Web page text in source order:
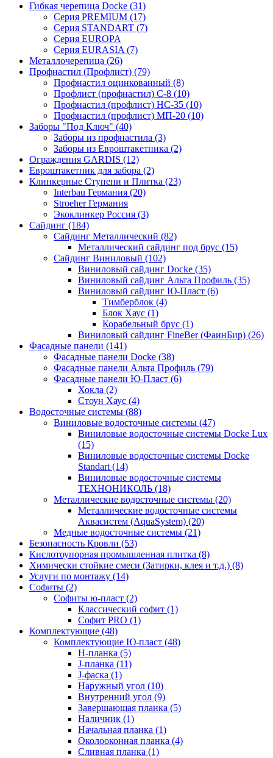
Гибкая черепица Docke (31)
Серия PREMIUM (17)
Серия STANDART (7)
Серия EUROPA
Серия EURASIA (7)
Металлочерепица (26)
Профнастил (Профлист) (79)
Профнастил оцинкованный (8)
Профлист (профнастил) С-8 (10)
Профнастил (профлист) НС-35 (10)
Профнастил (профлист) МП-20 (10)
Заборы "Под Ключ" (40)
Заборы из профнастила (3)
Заборы из Евроштакетника (2)
Ограждения GARDIS (12)
Евроштакетник для забора (2)
Клинкерные Ступени и Плитка (23)
Interbau Германия (20)
Stroeher Германия
Экоклинкер Россия (3)
Сайдинг (184)
Сайдинг Металлический (82)
Металлический сайдинг под брус (15)
Сайдинг Виниловый (102)
Виниловый сайдинг Docke (35)
Виниловый сайдинг Альта Профиль (35)
Виниловый сайдинг Ю-Пласт (6)
Тимберблок (4)
Блок Хаус (1)
Корабельный брус (1)
Виниловый сайдинг FineBer (ФаинБир) (26)
Фасадные панели (141)
Фасадные панели Docke (38)
Фасадные панели Альта Профиль (79)
Фасадные панели Ю-Пласт (6)
Хокла (2)
Стоун Хаус (4)
Водосточные системы (88)
Виниловые водосточные системы (47)
Виниловые водосточные системы Docke Lux
(15)
Виниловые водосточные системы Docke
Standart (14)
Виниловые водосточные системы
ТЕХНОНИКОЛЬ (18)
Металлические водосточные системы (20)
Металлические водосточные системы
Аквасистем (AquaSystem) (20)
Медные водосточные системы (21)
Безопасность Кровли (53)
Кислотоупорная промышленная плитка (8)
Химически стойкие смеси (Затирки, клея и т.д.) (8)
Услуги по монтажу (14)
Софиты (2)
Софиты ю-пласт (2)
Классический софит (1)
Софит PRO (1)
Комплектующие (48)
Комплектующие Ю-пласт (48)
H-планка (5)
J-планка (11)
J-фаска (1)
Наружный угол (10)
Внутренний угол (9)
Завершающая планка (5)
Наличник (1)
Начальная планка (1)
Околооконная планка (4)
Сливная планка (1)